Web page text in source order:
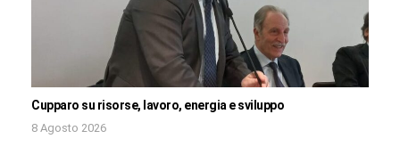
Cupparo su risorse, lavoro, energia e sviluppo
8 Agosto 2026